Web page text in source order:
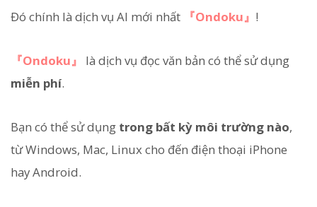
Đó chính là dịch vụ AI mới nhất 『Ondoku』 !
『Ondoku』
là dịch vụ đọc văn bản có thể sử dụng
miễn phí.
Bạn có thể sử dụng trong bất kỳ môi trường nào,
từ Windows, Mac, Linux cho đến điện thoại iPhone
hay Android.